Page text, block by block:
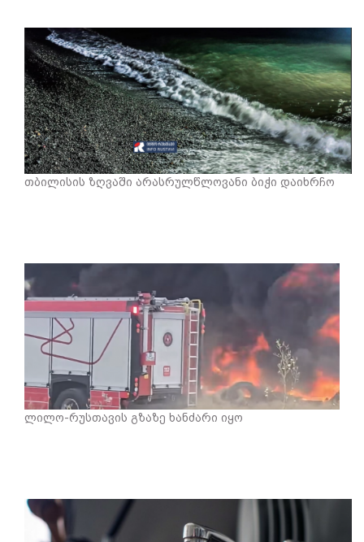
თბილისის ზღვაში არასრულწლოვანი ბიჭი დაიხრჩო
ლილო-რუსთავის გზაზე ხანძარი იყო